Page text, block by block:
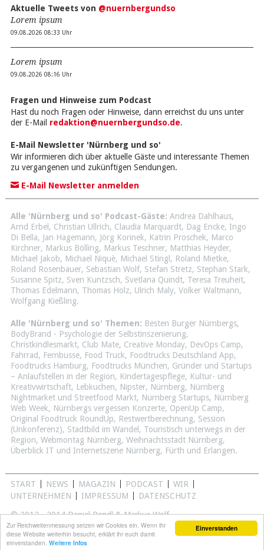
Einverstanden
Zur Reichweitenmessung setzen wir Cookies ein. Wenn ihr
diese Website weiterhin besucht, erklärt ihr euch damit
einverstanden. Weitere Infos
Aktuelle Tweets von @nuernbergundso
Lorem ipsum
09.08.2026 08:33 Uhr
Lorem ipsum
09.08.2026 08:16 Uhr
Fragen und Hinweise zum Podcast
Hast du noch Fragen oder Hinweise, dann erreichst du uns unter
der E-Mail redaktion@nuernbergundso.de.
E-Mail Newsletter 'Nürnberg und so'
Wir informieren dich über aktuelle Gäste und interessante Themen
zu vergangenen und zukünftigen Sendungen.
E-Mail Newsletter anmelden
Alle 'Nürnberg und so' Podcast-Gäste: Andrea Dahlhaus,
Arnd Erbel, Christian Ullrich, Claudia Marquardt, Dag Encke, Ingo
Di Bella, Jan Hagemann, Jörg Korinek, Katrin Proschek, Marco
Kirchner, Markus Bölling, Markus Teschner, Matthias Heyder,
Michael Jakob, Michael Niquè, Michael Stingl, Roland Mietke,
Roland Rosenbauer, Sebastian Wolf, Stefan Stretz, Stephan Stark,
Susanne Spitz, Sven Kuntzsch, Svetlana Quindt, Teresa Treuheit,
Thomas Edelmann, Thomas Holz, Ulrich Maly, Volker Waltmann,
Wolfgang Kießling.
Alle 'Nürnberg und so' Themen: Besten Burger Nürnbergs,
BodyBrand - Psychologie der Selbstinszenierung,
Christkindlesmarkt, Club Mate, Creative Monday, DevOps Camp,
Fahrrad, Fernbusse, Food Truck, Foodtrucks Deutschland App,
Foodtrucks Hamburg, Foodtrucks München, Gründer und Startups
– Anlaufstellen in der Region, Kindertagespflege, Kultur- und
Kreativwirtschaft, Lebkuchen, Nipster, Nürnberg, Nürnberg
Nightmarket und Streetfood Markt, Nürnberg Startups, Nürnberg
Web Week, Nürnbergs vergessen Konzerte, OpenUp Camp,
Original Foodtruck RoundUp, Restwertberechnung, Session
(Unkonferenz), Stadtbild im Wandel, Touristisch unterwegs in der
Region, Webmontag Nürnberg, Weihnachtsstadt Nürnberg,
Überblick IT und Internetszene Nürnberg, Fürth und Erlangen.
START NEWS MAGAZIN PODCAST
WIR
UNTERNEHMEN
IMPRESSUM
DATENSCHUTZ
© 2012 - 2014 Daniel Bendl & Markus Wolf
Alle Rechte vorbehalten